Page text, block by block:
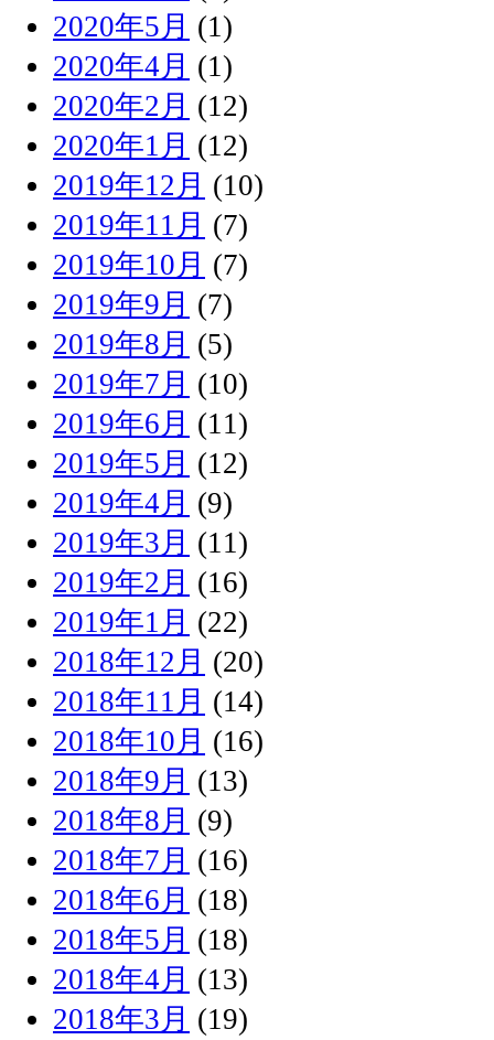
2020年5月 (1)
2020年4月 (1)
2020年2月 (12)
2020年1月 (12)
2019年12月 (10)
2019年11月 (7)
2019年10月 (7)
2019年9月 (7)
2019年8月 (5)
2019年7月 (10)
2019年6月 (11)
2019年5月 (12)
2019年4月 (9)
2019年3月 (11)
2019年2月 (16)
2019年1月 (22)
2018年12月 (20)
2018年11月 (14)
2018年10月 (16)
2018年9月 (13)
2018年8月 (9)
2018年7月 (16)
2018年6月 (18)
2018年5月 (18)
2018年4月 (13)
2018年3月 (19)